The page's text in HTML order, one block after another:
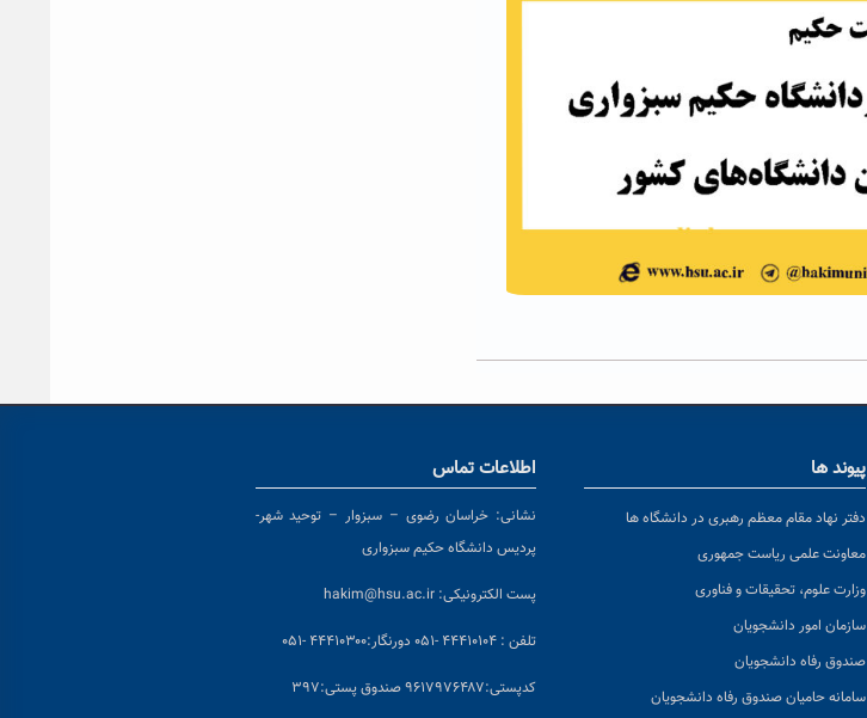
پیوند ها
دفتر نهاد مقام معظم رهبری در دانشگاه ها
معاونت علمی ریاست جمهوری
وزارت علوم، تحقیقات و فناوری
سازمان امور دانشجویان
صندوق رفاه دانشجویان
سامانه حامیان صندوق رفاه دانشجویان
اطلاعات تماس
نشانی: خراسان رضوی – سبزوار – توحید شهر-
پردیس دانشگاه حکیم سبزواری
پست الکترونیکی: hakim@hsu.ac.ir
تلفن : ۴۴۴۱۰۱۰۴ -۰۵۱ دورنگار:۴۴۴۱۰۳۰۰ -۰۵۱
کدپستی:۹۶۱۷۹۷۶۴۸۷ صندوق پستی:۳۹۷